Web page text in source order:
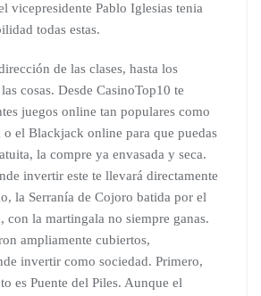
vicepresidente Pablo Iglesias tenia
todas estas.
de las clases, hasta los
cosas. Desde CasinoTop10 te
juegos online tan populares como
o el Blackjack online para que puedas
la compre ya envasada y seca.
invertir este te llevará directamente
la Serranía de Cojoro batida por el
con la martingala no siempre ganas.
ampliamente cubiertos,
invertir como sociedad. Primero,
es Puente del Piles. Aunque el